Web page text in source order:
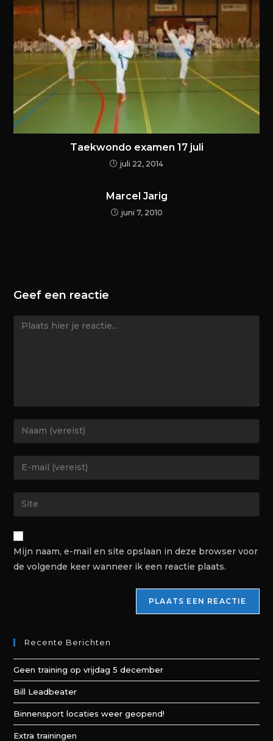
Taekwondo examen 17 juli
juli 22, 2014
Marcel Jarig
juni 7, 2010
Geef een reactie
Mijn naam, e-mail en site opslaan in deze browser voor
de volgende keer wanneer ik een reactie plaats.
Recente Berichten
Geen training op vrijdag 5 december
Bill Leadbeater
Binnensport locaties weer geopend!
Extra trainingen